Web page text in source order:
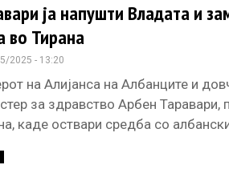
ја напушти Владата и
во Тирана
2025 - 13:20
на Алијанса на Албанците и
за здравство Арбен Таравари,
каде оствари средба со